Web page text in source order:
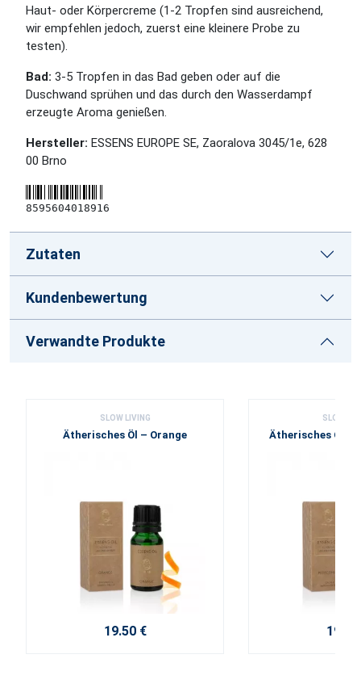
Haut- oder Körpercreme (1-2 Tropfen sind ausreichend,
wir empfehlen jedoch, zuerst eine kleinere Probe zu
testen).
Bad: 3-5 Tropfen in das Bad geben oder auf die
Duschwand sprühen und das durch den Wasserdampf
erzeugte Aroma genießen.
Hersteller: ESSENS EUROPE SE, Zaoralova 3045/1e, 628
00 Brno
8595604018916
Zutaten
Kundenbewertung
Verwandte Produkte
SLOW LIVING
Ätherisches Öl – Orange
19.50 €
SLOW
Ätherisches Öl –
19.50